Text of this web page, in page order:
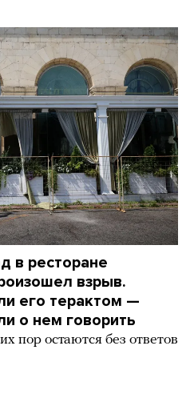
в ресторане
взрыв.
его терактом —
о нем говорить
пор остаются без ответов